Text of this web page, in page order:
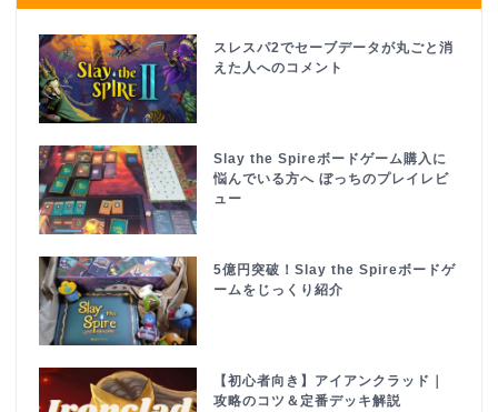
スレスパ2でセーブデータが丸ごと消
えた人へのコメント
Slay the Spireボードゲーム購入に
悩んでいる方へ ぼっちのプレイレビ
ュー
5億円突破！Slay the Spireボードゲ
ームをじっくり紹介
【初心者向き】アイアンクラッド｜
攻略のコツ＆定番デッキ解説